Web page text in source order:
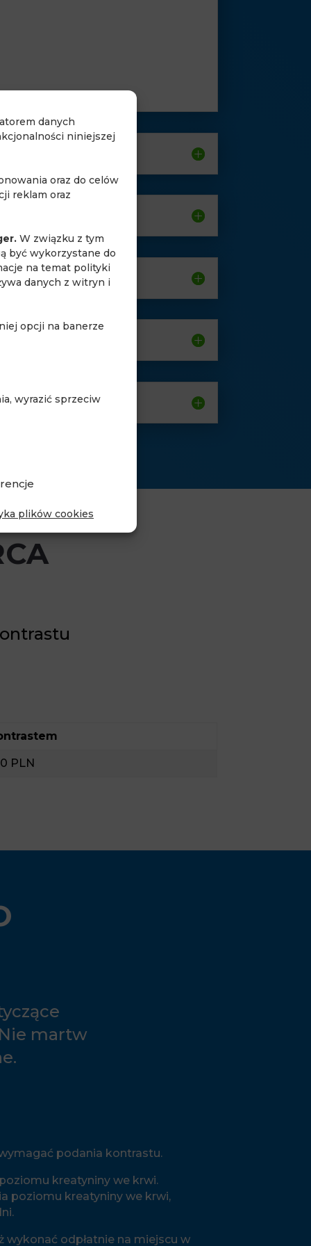
danych
niniejszej
oraz do celów
reklam oraz
W związku z tym
być wykorzystane do
na temat polityki
danych z witryn i
opcji na banerze
wyrazić sprzeciw
plików cookies
PLN
martw
podania kontrastu.
kreatyniny we krwi.
poziomu kreatyniny we krwi,
wykonać odpłatnie na miejscu w